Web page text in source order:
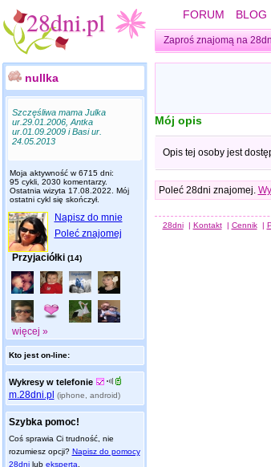
FORUM BLOG
Zaproś znajomą na
nullka
Szczęśliwa mama Julka
ur.29.01.2006, Antka
ur.01.09.2009 i Basi ur.
24.05.2013
Moja aktywność w 6715 dni:
95 cykli, 2030 komentarzy.
Ostatnia wizyta 17.08.2022 . Mój
ostatni cykl się skończył.
Napisz do mnie
Poleć znajomej
Przyjaciółki (14)
więcej »
Kto jest on-line:
Wykresy w telefonie
m.28dni.pl (iphone, android)
Szybka pomoc!
Coś sprawia Ci trudność, nie
rozumiesz opcji? Napisz do pomocy
28dnilub eksperta
Mój opis
Opis tej osoby jest
Poleć 28dni znajomej.
28dni | Kontakt | Cennik |